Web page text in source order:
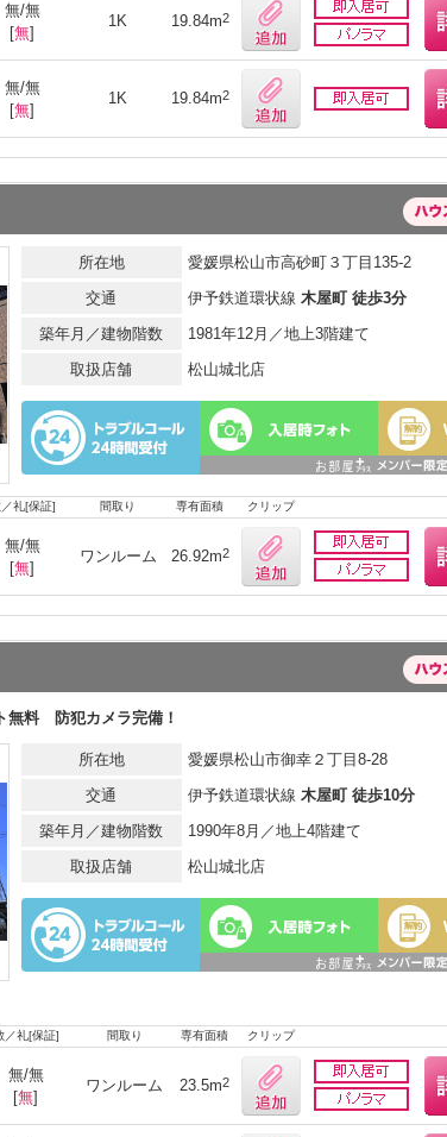
無/無
[無]
1K 19.84m2
無/無
[無]
1K 19.84m2
所在地
愛媛県松山市高砂町３丁目135-2
交通
伊予鉄道環状線 木屋町 徒歩3分
築年月／建物階数
1981年12月／地上3階建て
取扱店舗
松山城北店
礼[保証] 間取り 専有面積 クリップ
無/無
[無]
ワンルーム 26.92m2
無料 防犯カメラ完備！
所在地
愛媛県松山市御幸２丁目8-28
交通
伊予鉄道環状線 木屋町 徒歩10分
築年月／建物階数
1990年8月／地上4階建て
取扱店舗
松山城北店
／礼[保証] 間取り 専有面積 クリップ
無/無
[無]
ワンルーム 23.5m2